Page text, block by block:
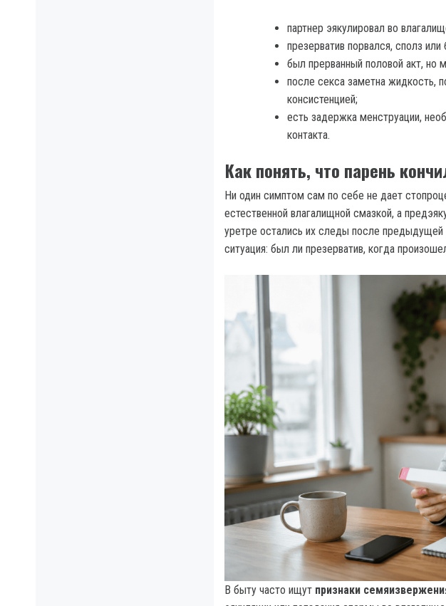
партнер эякулировал во
презерватив порвался, сполз
был прерванный половой акт, но
после секса заметна жидкость,
консистенцией;
есть задержка менструации,
контакта.
Как понять, что парень
Ни один симптом сам по себе не дает
естественной влагалищной смазкой, а
уретре остались их следы после предыдущей
ситуация: был ли презерватив, когда
В быту часто ищут признаки